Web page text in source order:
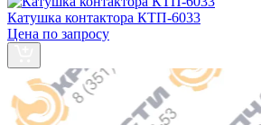
Катушка контактора КТП-6033
Цена по запросу